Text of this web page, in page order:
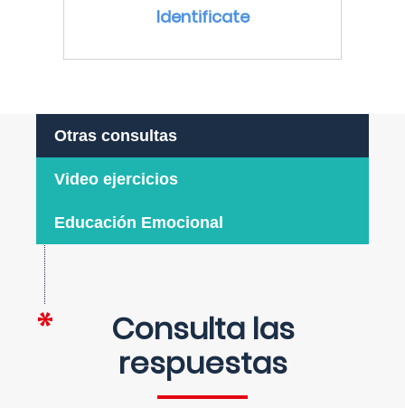
Identificate
Otras consultas
Video ejercicios
Educación Emocional
Consulta las
respuestas